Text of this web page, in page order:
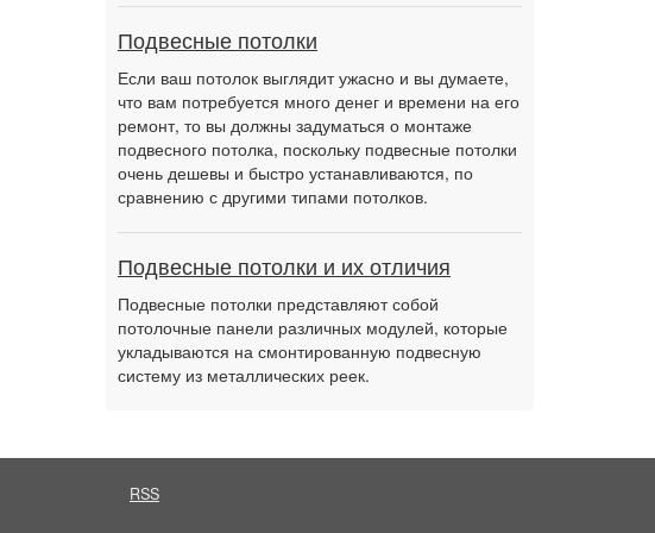
Подвесные потолки
Если ваш потолок выглядит ужасно и вы думаете,
что вам потребуется много денег и времени на его
ремонт, то вы должны задуматься о монтаже
подвесного потолка, поскольку подвесные потолки
очень дешевы и быстро устанавливаются, по
сравнению с другими типами потолков.
Подвесные потолки и их отличия
Подвесные потолки представляют собой
потолочные панели различных модулей, которые
укладываются на смонтированную подвесную
систему из металлических реек.
RSS